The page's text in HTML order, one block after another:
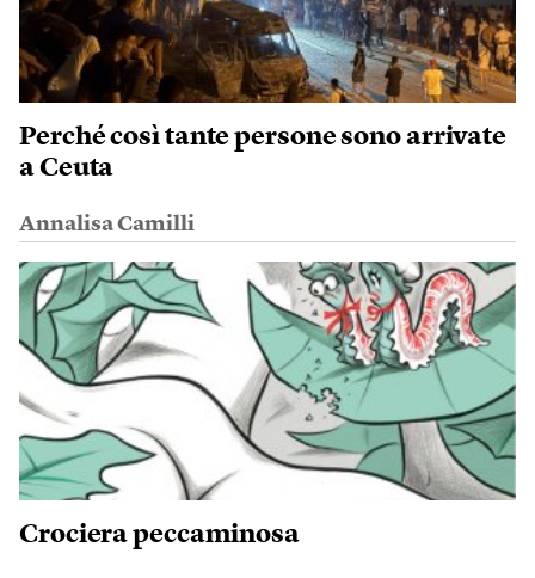
Perché così tante persone sono arrivate
a Ceuta
Annalisa Camilli
Crociera peccaminosa